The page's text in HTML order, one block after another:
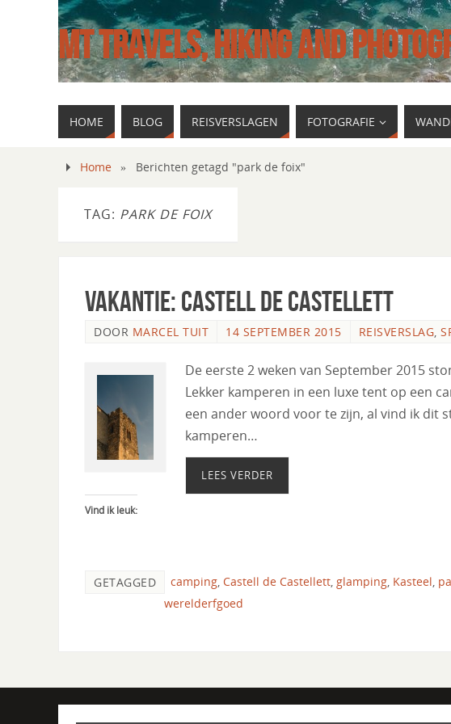
MT TRAVELS, HIKING AND
HOME BLOG REISVERSLAGEN FOTOGRAFIE
Home » Berichten getagd "park de foix"
TAG: PARK DE FOIX
Vakantie: Castell de Castellett
DOOR MARCEL TUIT 14 SEPTEMBER 2015 REISVERSLAG,
De eerste 2 weken van September 2015
Lekker kamperen in een luxe tent op een
een ander woord voor te zijn, al vind ik dit
kamperen…
LEES VERDER
Vind ik leuk:
GETAGGED camping, Castell de Castellett, glamping, Kasteel,
werelderfgoed